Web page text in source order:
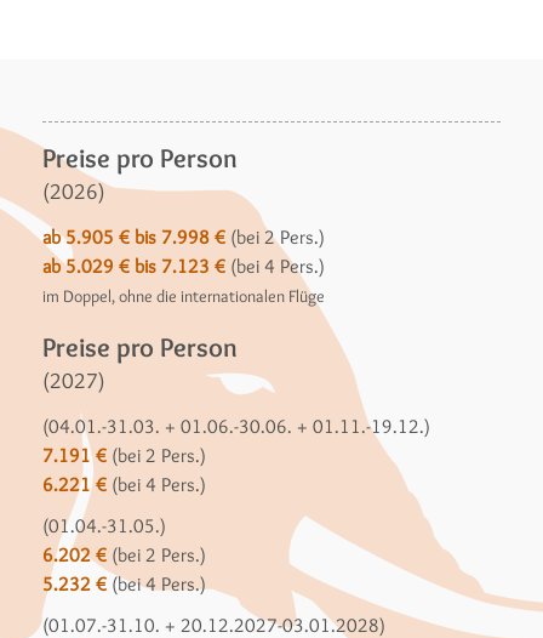
Preise pro Person
(2026)
ab 5.905 € bis 7.998 € (bei 2 Pers.)
ab 5.029 € bis 7.123 € (bei 4 Pers.)
im Doppel, ohne die internationalen Flüge
Preise pro Person
(2027)
(04.01.-31.03. + 01.06.-30.06. + 01.11.-19.12.)
7.191 € (bei 2 Pers.)
6.221 € (bei 4 Pers.)
(01.04.-31.05.)
6.202 € (bei 2 Pers.)
5.232 € (bei 4 Pers.)
(01.07.-31.10. + 20.12.2027-03.01.2028)